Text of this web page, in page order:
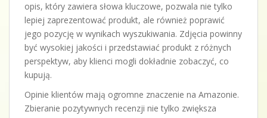
opis, który zawiera słowa kluczowe, pozwala nie tylko
lepiej zaprezentować produkt, ale również poprawić
jego pozycję w wynikach wyszukiwania. Zdjęcia powinny
być wysokiej jakości i przedstawiać produkt z różnych
perspektyw, aby klienci mogli dokładnie zobaczyć, co
kupują.
Opinie klientów mają ogromne znaczenie na Amazonie.
Zbieranie pozytywnych recenzji nie tylko zwiększa